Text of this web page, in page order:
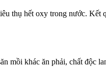
thụ hết oxy trong nước. Kết
mồi khác ăn phải, chất độc